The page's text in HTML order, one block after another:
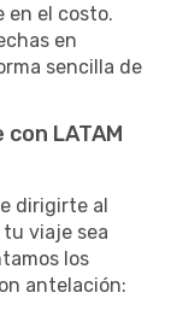
en el costo.
en
sencilla de
LATAM
dirigirte al
viaje sea
los
antelación: